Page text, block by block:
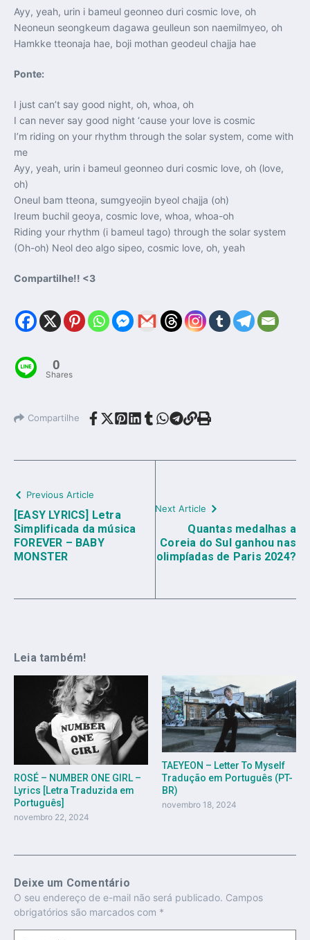
Ayy, yeah, urin i bameul geonneo duri cosmic love, oh
Neoneun seongkeum dagawa geulleun son naemilmyeo, oh
Hamkke tteonaja hae, boji mothan geodeul chajja hae
Ponte:
I just can’t say good night, oh, whoa, oh
I can never say good night ‘cause your love is cosmic
I’m riding on your rhythm through the solar system, come with
me
Ayy, yeah, urin i bameul geonneo duri cosmic love, oh (love,
oh)
Oneul bam tteona, sumgyeojin byeol chajja (oh)
Ireum buchil geoya, cosmic love, whoa, whoa-oh
Riding your rhythm (i bameul tago) through the solar system
(Oh-oh) Neol deo algo sipeo, cosmic love, oh, yeah
Compartilhe!! <3
0
Shares
Compartilhe
Previous Article
[EASY LYRICS] Letra
Simplificada da música
FOREVER – BABY
MONSTER
Next Article
Quantas medalhas a
Coreia do Sul ganhou nas
olimpíadas de Paris 2024?
Leia também!
ROSÉ – NUMBER ONE GIRL –
Lyrics [Letra Traduzida em
Português]
novembro 22, 2024
TAEYEON – Letter To Myself
Tradução em Português (PT-
BR)
novembro 18, 2024
Deixe um Comentário
O seu endereço de e-mail não será publicado. Campos
obrigatórios são marcados com *